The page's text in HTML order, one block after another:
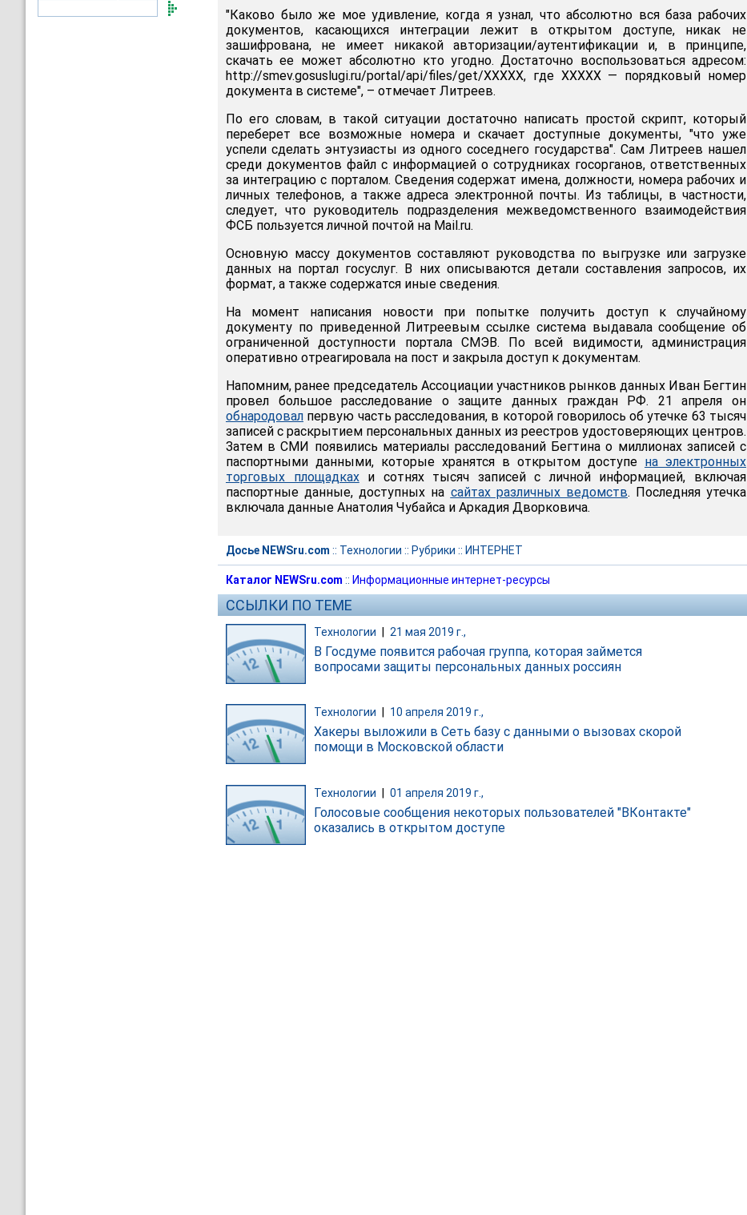
"Каково было же мое удивление, когда я узнал, что абсолютно вся база рабочих
документов, касающихся интеграции лежит в открытом доступе, никак не
зашифрована, не имеет никакой авторизации/аутентификации и, в принципе,
скачать ее может абсолютно кто угодно. Достаточно воспользоваться адресом:
http://smev.gosuslugi.ru/portal/api/files/get/XXXXX, где XXXXX — порядковый номер
документа в системе", – отмечает Литреев.
По его словам, в такой ситуации достаточно написать простой скрипт, который
переберет все возможные номера и скачает доступные документы, "что уже
успели сделать энтузиасты из одного соседнего государства". Сам Литреев нашел
среди документов файл с информацией о сотрудниках госорганов, ответственных
за интеграцию с порталом. Сведения содержат имена, должности, номера рабочих и
личных телефонов, а также адреса электронной почты. Из таблицы, в частности,
следует, что руководитель подразделения межведомственного взаимодействия
ФСБ пользуется личной почтой на Mail.ru.
Основную массу документов составляют руководства по выгрузке или загрузке
данных на портал госуслуг. В них описываются детали составления запросов, их
формат, а также содержатся иные сведения.
На момент написания новости при попытке получить доступ к случайному
документу по приведенной Литреевым ссылке система выдавала сообщение об
ограниченной доступности портала СМЭВ. По всей видимости, администрация
оперативно отреагировала на пост и закрыла доступ к документам.
Напомним, ранее председатель Ассоциации участников рынков данных Иван Бегтин
провел большое расследование о защите данных граждан РФ. 21 апреля он
обнародовал первую часть расследования, в которой говорилось об утечке 63 тысяч
записей с раскрытием персональных данных из реестров удостоверяющих центров.
Затем в СМИ появились материалы расследований Бегтина о миллионах записей с
паспортными данными, которые хранятся в открытом доступе на электронных
торговых площадкахи сотнях тысяч записей с личной информацией, включая
паспортные данные, доступных на сайтах различных ведомств. Последняя утечка
включала данные Анатолия Чубайса и Аркадия Дворковича.
Досье NEWSru.com :: Технологии :: Рубрики :: ИНТЕРНЕТ
Каталог NEWSru.com :: Информационные интернет-ресурсы
ССЫЛКИ ПО ТЕМЕ
Технологии 21 мая 2019 г.,
В Госдуме появится рабочая группа, которая займется
вопросами защиты персональных данных россиян
Технологии 10 апреля 2019 г.,
Хакеры выложили в Сеть базу с данными о вызовах скорой
помощи в Московской области
Технологии | 01 апреля 2019 г.,
Голосовые сообщения некоторых пользователей "ВКонтакте"
оказались в открытом доступе